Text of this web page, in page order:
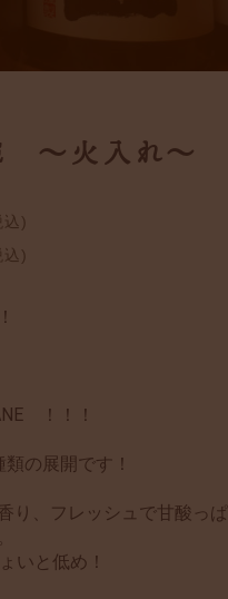
火入れ～
込)
込)
！！！
の展開です！
り、フレッシュで甘酸っぱ
いと低め！